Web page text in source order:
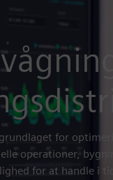
for
operationer,
for at handle i